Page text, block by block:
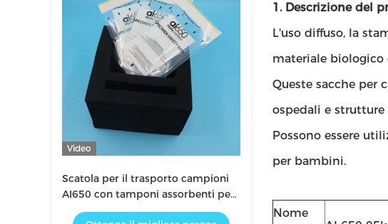
Video
Scatola per il trasporto campioni
AI650 con tamponi assorbenti per
campioni di laboratorio
1. Descrizione del
L'uso diffuso, la
materiale biologico
Queste sacche per
ospedali e strutture
Possono essere
per bambini.
Nome